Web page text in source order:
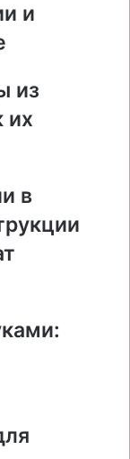
и
из
их
в